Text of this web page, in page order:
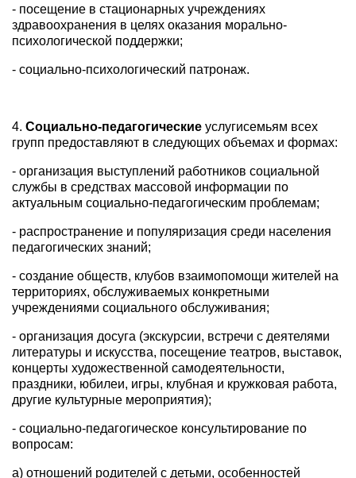
- посещение в стационарных учреждениях
здравоохранения в целях оказания морально-
психологической поддержки;
- социально-психологический патронаж.
4. Социально-педагогические услугисемьям всех
групп предоставляют в следующих объемах и формах:
- организация выступлений работников социальной
службы в средствах массовой информации по
актуальным социально-педагогическим проблемам;
- распространение и популяризация среди населения
педагогических знаний;
- создание обществ, клубов взаимопомощи жителей на
территориях, обслуживаемых конкретными
учреждениями социального обслуживания;
- организация досуга (экскурсии, встречи с деятелями
литературы и искусства, посещение театров, выставок,
концерты художественной самодеятельности,
праздники, юбилеи, игры, клубная и кружковая работа,
другие культурные мероприятия);
- социально-педагогическое консультирование по
вопросам:
а) отношений родителей с детьми, особенностей